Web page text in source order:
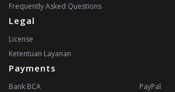
Frequently Asked Questions
Legal
License
Ketentuan Layanan
Payments
Bank BCA
PayPal